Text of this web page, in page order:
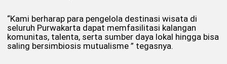
“Kami berharap para pengelola destinasi wisata di
seluruh Purwakarta dapat memfasilitasi kalangan
komunitas, talenta, serta sumber daya lokal hingga bisa
saling bersimbiosis mutualisme ” tegasnya.